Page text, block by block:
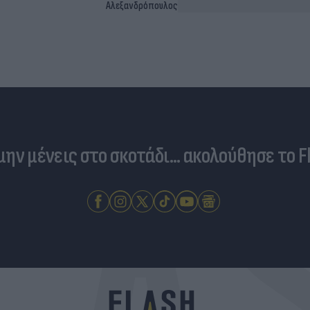
Αλεξανδρόπουλος
μένεις στο σκοτάδι... ακολούθησε το